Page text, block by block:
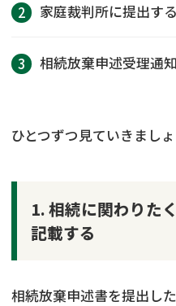
家庭裁判所に提出する
相続放棄申述受理通
ひとつずつ見ていきましょ
1. 相続に関わりた
記載する
相続放棄申述書を提出し